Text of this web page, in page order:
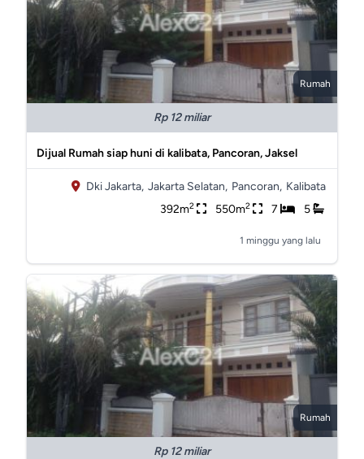
Rumah
Rp 12 miliar
Dijual Rumah siap huni di kalibata, Pancoran, Jaksel
Dki Jakarta, Jakarta Selatan, Pancoran, Kalibata
392m2 550m2 7 5
1 minggu yang lalu
Rumah
Rp 12 miliar